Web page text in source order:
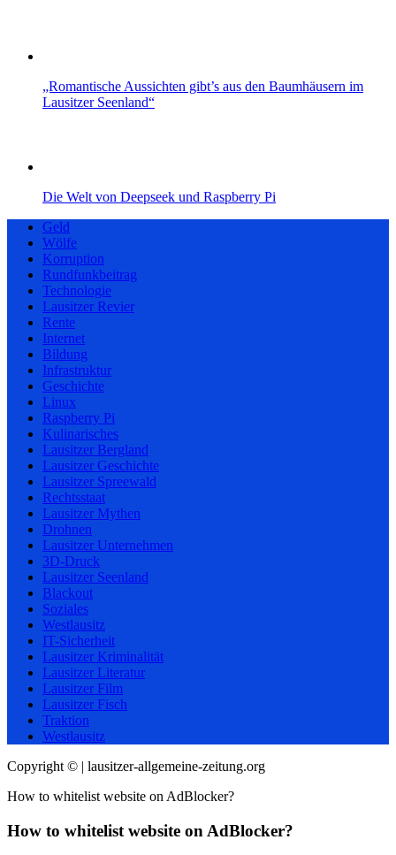
„Romantische Aussichten gibt’s aus den Baumhäusern im
Lausitzer Seenland“
Die Welt von Deepseek und Raspberry Pi
Geld
Wölfe
Korruption
Rundfunkbeitrag
Technologie
Lausitzer Revier
Rente
Internet
Bildung
Infrastruktur
Geschichte
Linux
Raspberry Pi
Kulinarisches
Lausitzer Bergland
Lausitzer Geschichte
Lausitzer Spreewald
Rechtsstaat
Lausitzer Mythen
Drohnen
Lausitzer Unternehmen
3D-Druck
Lausitzer Seenland
Blackout
Soziales
Westlausitz
IT-Sicherheit
Lausitzer Kriminalität
Lausitzer Literatur
Lausitzer Film
Lausitzer Fisch
Traktion
Westlausitz
Copyright © | lausitzer-allgemeine-zeitung.org
How to whitelist website on AdBlocker?
How to whitelist website on AdBlocker?